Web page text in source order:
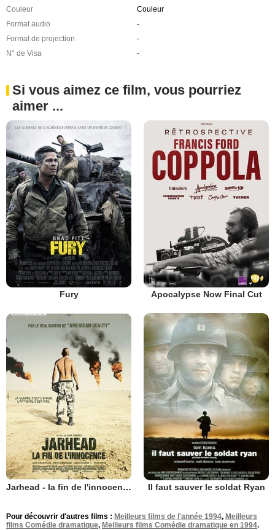
Couleur
Couleur
Format audio
-
Format de projection
-
N° de Visa
-
Si vous aimez ce film, vous pourriez
aimer ...
Fury Apocalypse Now Final Cut
Jarhead - la fin de l'innocence Il faut sauver le soldat Ryan
Pour découvrir d'autres films : Meilleurs films de l'année 1994, Meilleurs
films Comédie dramatique, Meilleurs films Comédie dramatique en 1994.